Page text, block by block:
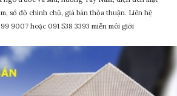
sổ đỏ chính chủ, giá bán thỏa thuận. Liên hệ
9007 hoặc 091 538 3393 miễn môi giới